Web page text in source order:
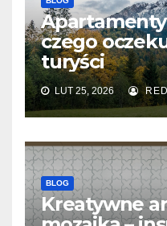
czego
turyści
LUT 25, 2026
BLOG
Kreatywne